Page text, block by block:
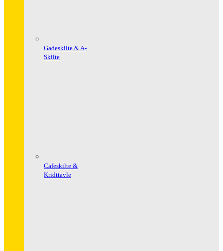
Gadeskilte & A-
Skilte
Cafeskilte &
Kridttavle